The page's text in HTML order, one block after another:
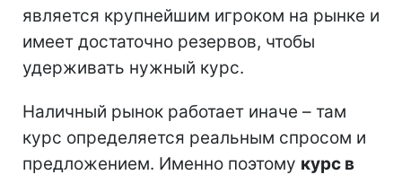
является крупнейшим игроком на рынке и
имеет достаточно резервов, чтобы
удерживать нужный курс.
Наличный рынок работает иначе – там
курс определяется реальным спросом и
предложением. Именно поэтому курс в